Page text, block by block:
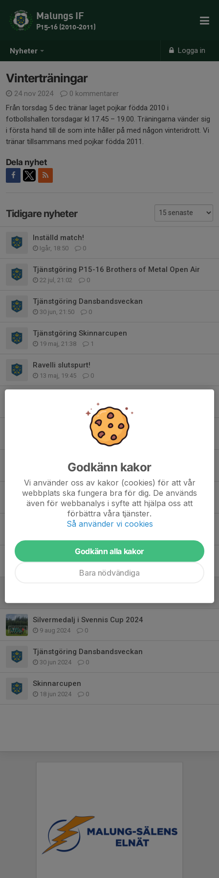
Nyheter Logga in
Malungs IF
P15-16 (2010-2011)
Vinterträningar
24 nov 2024
0 kommentarer
Från torsdag 5 dec tränar laget pojkar födda 2010 i
fotbollshallen torsdagar kl 17.45 – 19.00. Träningarna vänder sig
i första hand till de som inte håller på med någon vinteridrott. Vi
tränar tillsammans med pojkar födda 2011.
Dela nyhet
Tidigare nyheter
Inställd match!
Igår, 18:50 0
Tjänstgöring P15-16 Brothers of Metal Open Air
22 jul, 21:02 0
Tjänstgöring Dansbandsveckan
30 jun, 21:50 0
Tjänstgöring Skinnarcupen
19 maj, 21:38 1
Ravelli slutspurt!
13 maj, 19:45 0
Ravelli-försäljning
0
20 nov 2025 0
Påminnelse inventering ICA 31/8
30 aug 2025 0
Vinnare i Skinnarcupen 2025
Silvermedalj i Svennis Cup 2024
9 aug 2024 0
Tjänstgöring Dansbandsveckan
30 jun 2024 0
Skinnarcupen
18 jun 2024 0
Godkänn kakor
Vi använder oss av kakor (cookies) för att vår
webbplats ska fungera bra för dig. De används
även för webbanalys i syfte att hjälpa oss att
förbättra våra tjänster.
Så använder vi cookies
Godkänn alla kakor
Bara nödvändiga